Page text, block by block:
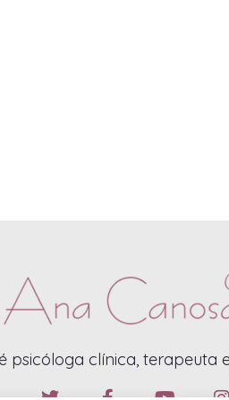
psicóloga clínica, terapeuta